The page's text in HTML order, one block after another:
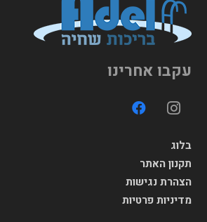
עקבו אחרינו
בלוג
תקנון האתר
הצהרת נגישות
מדיניות פרטיות